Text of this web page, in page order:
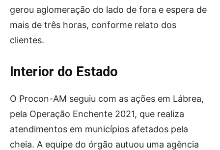
gerou aglomeração do lado de fora e espera de
mais de três horas, conforme relato dos
clientes.
Interior do Estado
O Procon-AM seguiu com as ações em Lábrea,
pela Operação Enchente 2021, que realiza
atendimentos em municípios afetados pela
cheia. A equipe do órgão autuou uma agência